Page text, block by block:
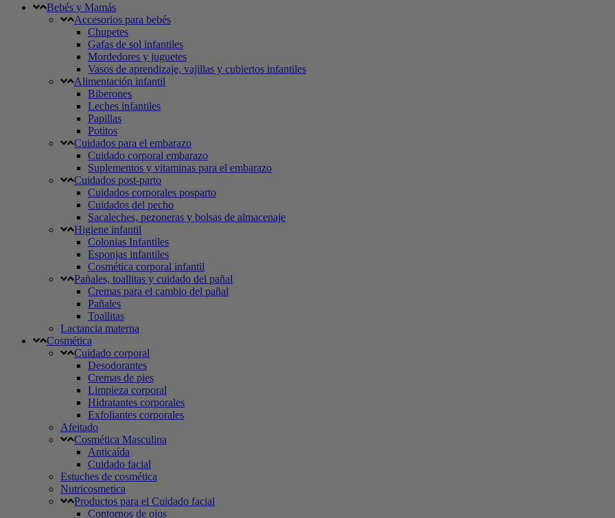
Bebés y Mamás
Accesorios para bebés
Chupetes
Gafas de sol infantiles
Mordedores y juguetes
Vasos de aprendizaje, vajillas y cubiertos infantiles
Alimentación infantil
Biberones
Leches infantiles
Papillas
Potitos
Cuidados para el embarazo
Cuidado corporal embarazo
Suplementos y vitaminas para el embarazo
Cuidados post-parto
Cuidados corporales posparto
Cuidados del pecho
Sacaleches, pezoneras y bolsas de almacenaje
Higiene infantil
Colonias Infantiles
Esponjas infantiles
Cosmética corporal infantil
Pañales, toallitas y cuidado del pañal
Cremas para el cambio del pañal
Pañales
Toallitas
Lactancia materna
Cosmética
Cuidado corporal
Desodorantes
Cremas de pies
Limpieza corporal
Hidratantes corporales
Exfoliantes corporales
Afeitado
Cosmética Masculina
Anticaída
Cuidado facial
Estuches de cosmética
Nutricosmetica
Productos para el Cuidado facial
Contornos de ojos